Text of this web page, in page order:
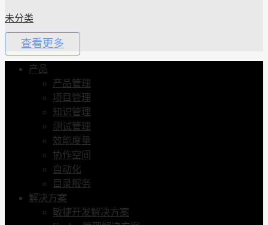
未分类
查看更多
产品
产品管理
项目管理
知识管理
测试管理
效能度量
协作空间
自动化
目录服务
解决方案
敏捷开发解决方案